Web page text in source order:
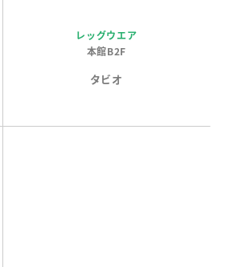
レッグウエア
本館B2F
タビオ